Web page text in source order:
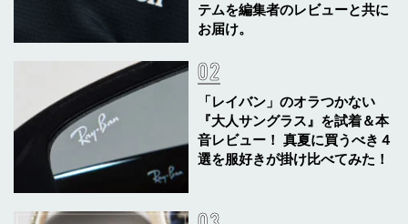
テムを編集者のレビューと共に
お届け。
「レイバン」のオラつかない
『大人サングラス』を試着＆本
音レビュー！ 真夏に買うべき４
選を服好きが掛け比べてみた！